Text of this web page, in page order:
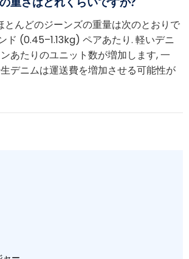
重さはどれくらいですか?
とんどのジーンズの重量は次のとおりで
ド (0.45–1.13kg) ペアあたり. 軽いデニ
あたりのユニット数が増加します, 一
デニムは運送費を増加させる可能性が